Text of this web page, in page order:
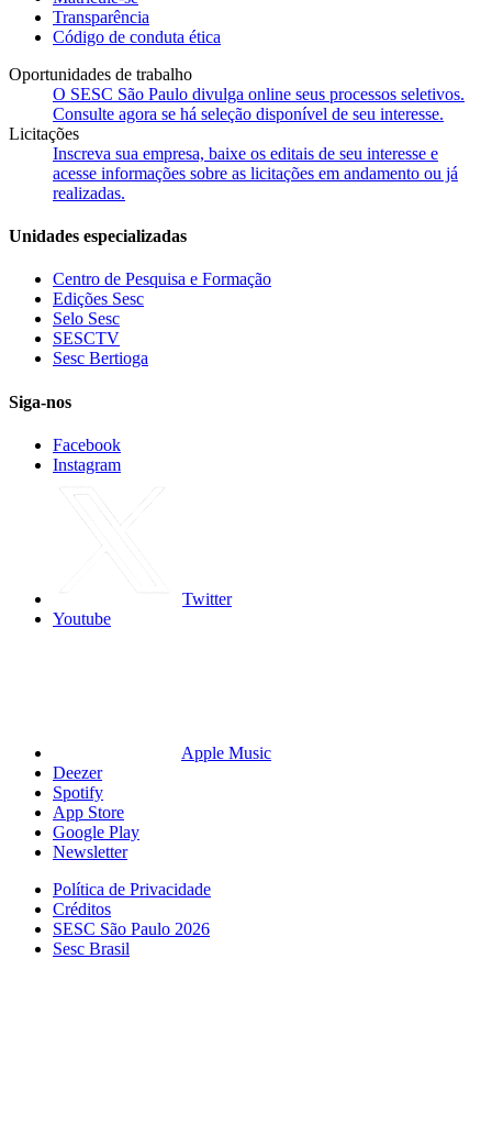
Transparência
Código de conduta ética
Oportunidades de trabalho
O SESC São Paulo divulga online seus processos seletivos.
Consulte agora se há seleção disponível de seu interesse.
Licitações
Inscreva sua empresa, baixe os editais de seu interesse e
acesse informações sobre as licitações em andamento ou já
realizadas.
Unidades especializadas
Centro de Pesquisa e Formação
Edições Sesc
Selo Sesc
SESCTV
Sesc Bertioga
Siga-nos
Facebook
Instagram
Twitter
Youtube
Apple Music
Deezer
Spotify
App Store
Google Play
Newsletter
Política de Privacidade
Créditos
SESC São Paulo 2026
Sesc Brasil